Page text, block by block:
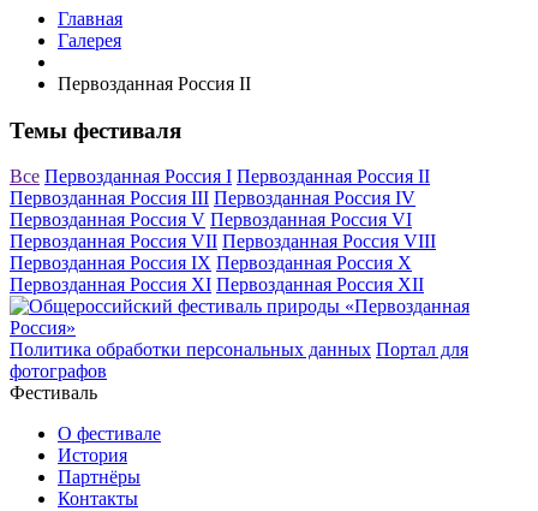
Главная
Галерея
Первозданная Россия II
Темы фестиваля
Все Первозданная Россия I Первозданная Россия II
Первозданная Россия III Первозданная Россия IV
Первозданная Россия V Первозданная Россия VI
Первозданная Россия VII Первозданная Россия VIII
Первозданная Россия IX Первозданная Россия X
Первозданная Россия XI Первозданная Россия XII
Политика обработки персональных данных Портал для
фотографов
Фестиваль
О фестивале
История
Партнёры
Контакты